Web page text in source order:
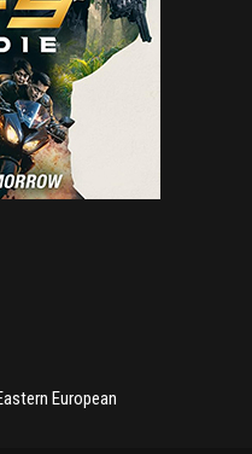
European